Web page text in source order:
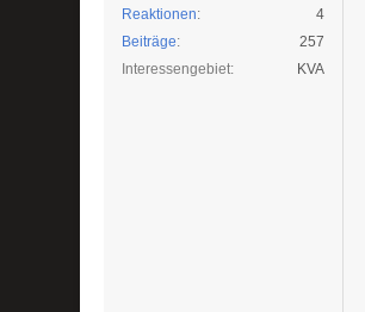
Reaktionen
4
Beiträge
257
Interessengebiet
KVA